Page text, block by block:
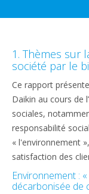
1. Thèmes sur
société par le
Ce rapport
Daikin au cours de
sociales,
responsabilité
« l'environnement
satisfaction des
Environnement :
décarbonisée de